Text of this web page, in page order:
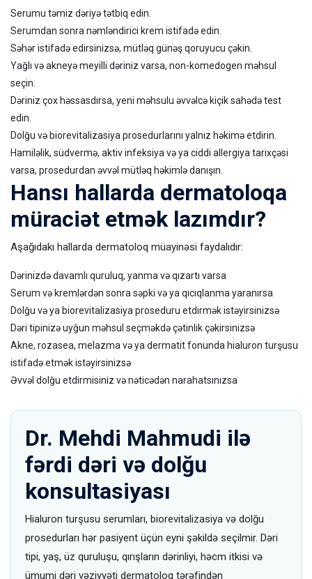
Serumu təmiz dəriyə tətbiq edin.
Serumdan sonra nəmləndirici krem istifadə edin.
Səhər istifadə edirsinizsə, mütləq günəş qoruyucu çəkin.
Yağlı və akneyə meyilli dəriniz varsa, non-komedogen məhsul
seçin.
Dəriniz çox həssasdırsa, yeni məhsulu əvvəlcə kiçik sahədə test
edin.
Dolğu və biorevitalizasiya prosedurlarını yalnız həkimə etdirin.
Hamiləlik, südvermə, aktiv infeksiya və ya ciddi allergiya tarixçəsi
varsa, prosedurdan əvvəl mütləq həkimlə danışın.
Hansı hallarda dermatoloqa
müraciət etmək lazımdır?
Aşağıdakı hallarda dermatoloq müayinəsi faydalıdır:
Dərinizdə davamlı quruluq, yanma və qızartı varsa
Serum və kremlərdən sonra səpki və ya qıcıqlanma yaranırsa
Dolğu və ya biorevitalizasiya proseduru etdirmək istəyirsinizsə
Dəri tipinizə uyğun məhsul seçməkdə çətinlik çəkirsinizsə
Akne, rozasea, melazma və ya dermatit fonunda hialuron turşusu
istifadə etmək istəyirsinizsə
Əvvəl dolğu etdirmisiniz və nəticədən narahatsınızsa
Dr. Mehdi Mahmudi ilə
fərdi dəri və dolğu
konsultasiyası
Hialuron turşusu serumları, biorevitalizasiya və dolğu
prosedurları hər pasiyent üçün eyni şəkildə seçilmir. Dəri
tipi, yaş, üz quruluşu, qırışların dərinliyi, həcm itkisi və
ümumi dəri vəziyyəti dermatoloq tərəfindən